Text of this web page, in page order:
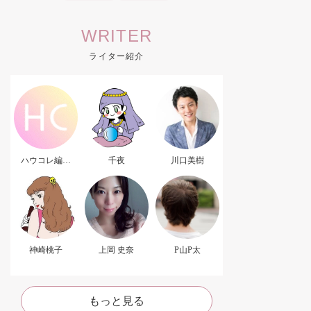
WRITER
ライター紹介
ハウコレ編集
千夜 川口美樹
神崎桃子 上岡 史奈 P山P太
もっと見る